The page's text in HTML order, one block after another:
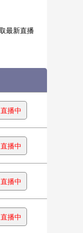
最新直播
直播中
直播中
直播中
直播中